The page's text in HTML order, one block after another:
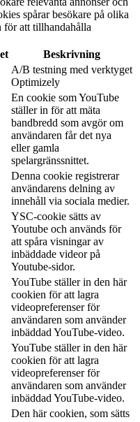
spårar besökare på olika
för att tillhandahålla
Beskrivning
A/B testning med verktyget
Optimizely
En cookie som YouTube
ställer in för att mäta
bandbredd som avgör om
användaren får det nya
eller gamla
spelargränssnittet.
Denna cookie registrerar
användarens delning av
innehåll via sociala medier.
YSC-cookie sätts av
Youtube och används för
att spåra visningar av
inbäddade videor på
Youtube-sidor.
YouTube ställer in den här
cookien för att lagra
videopreferenser för
användaren som använder
inbäddad YouTube-video.
YouTube ställer in den här
cookien för att lagra
videopreferenser för
användaren som använder
inbäddad YouTube-video.
Den här cookien, som sätts